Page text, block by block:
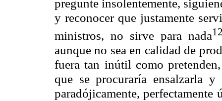
y reconocer que justamente
ministros, no sirve para nada
aunque no sea en calidad de
fuera tan inútil como
que se procuraría ensalzarla
paradójicamente,